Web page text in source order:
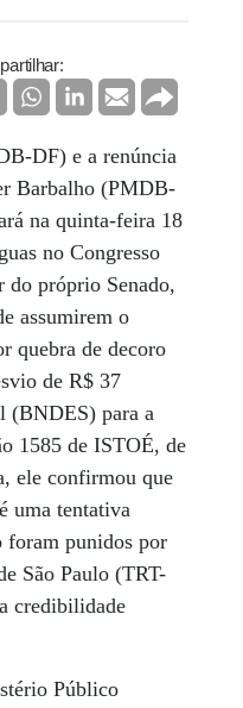
DF) e a renúncia
Barbalho (PMDB-
na quinta-feira 18
no Congresso
do próprio Senado,
assumirem o
quebra de decoro
de R$ 37
(BNDES) para a
1585 de ISTOÉ, de
ele confirmou que
uma tentativa
foram punidos por
São Paulo (TRT-
credibilidade
Público